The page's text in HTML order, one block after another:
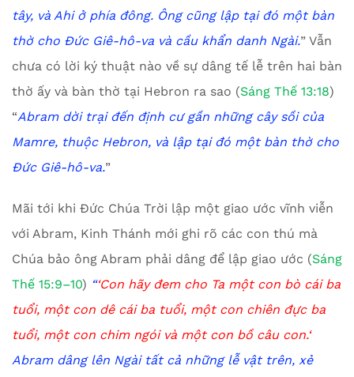
tây, và Ahi ở phía đông. Ông cũng lập tại đó một bàn
thờ cho Đức Giê-hô-va và cầu khẩn danh Ngài.” Vẫn
chưa có lời ký thuật nào về sự dâng tế lễ trên hai bàn
thờ ấy và bàn thờ tại Hebron ra sao (Sáng Thế 13:18)
“Abram dời trại đến định cư gần những cây sồi của
Mamre, thuộc Hebron, và lập tại đó một bàn thờ cho
Đức Giê-hô-va.”
Mãi tới khi Đức Chúa Trời lập một giao ước vĩnh viễn
với Abram, Kinh Thánh mới ghi rõ các con thú mà
Chúa bảo ông Abram phải dâng để lập giao ước (Sáng
Thế 15:9–10) “‘Con hãy đem cho Ta một con bò cái ba
tuổi, một con dê cái ba tuổi, một con chiên đực ba
tuổi, một con chim ngói và một con bồ câu con.‘
Abram dâng lên Ngài tất cả những lễ vật trên, xẻ